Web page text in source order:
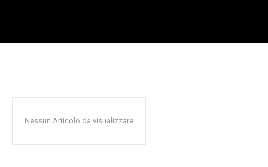
Nessun Articolo da visualizzare